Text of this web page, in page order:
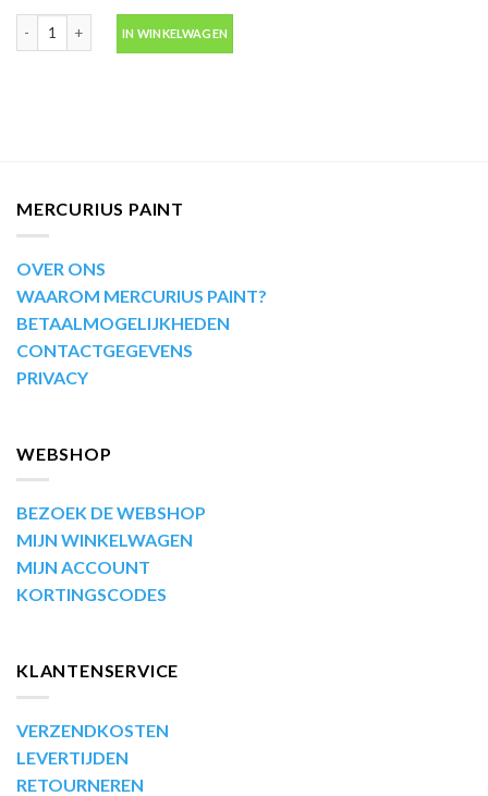
IN WINKELWAGEN
MERCURIUS PAINT
OVER ONS
WAAROM MERCURIUS PAINT?
BETAALMOGELIJKHEDEN
CONTACTGEGEVENS
PRIVACY
WEBSHOP
BEZOEK DE WEBSHOP
MIJN WINKELWAGEN
MIJN ACCOUNT
KORTINGSCODES
KLANTENSERVICE
VERZENDKOSTEN
LEVERTIJDEN
RETOURNEREN